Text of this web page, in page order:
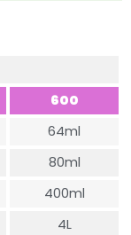
600
64ml
80ml
400ml
4L